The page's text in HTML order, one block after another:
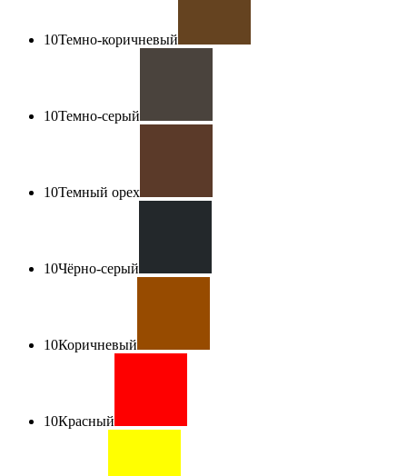
10Темно-коричневый
10Темно-серый
10Темный орех
10Чёрно-серый
10Коричневый
10Красный